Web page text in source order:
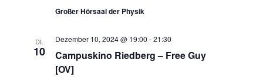
Großer Hörsaal der Physik
DI.
10
Campuskino Riedberg – Free Guy
[OV]
Dezember 10, 2024 @ 19:00 -21:30